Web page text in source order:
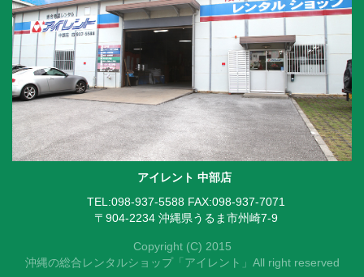
アイレント 中部店
TEL:098-937-5588 FAX:098-937-7071
〒904-2234 沖縄県うるま市州崎7-9
Copyright (C) 2015
沖縄の総合レンタルショップ「アイレント」All right reserved